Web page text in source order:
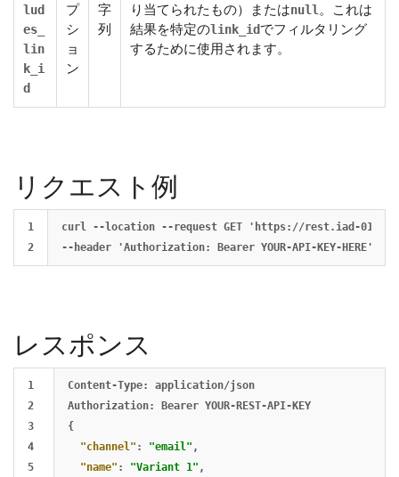
lud
es_
lin
k_i
d
プ
シ
ョ
ン
字
列
り当てられたもの）またはnull 。これは
結果を特定のlink_idでフィルタリング
するために使用されます。
リクエスト例
1
curl --location --request GET 'https://rest.iad-
レスポンス
1
2
3
4
5
Content-Type:
application/json
Authorization:
Bearer YOUR-REST-API-KEY
{
"channel" : "email" ,
"name" : "Variant 1" ,